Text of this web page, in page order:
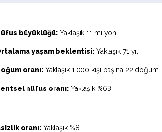
büyüklüğü: Yaklaşık 11 milyon
yaşam beklentisi: Yaklaşık 71 yıl
oranı: Yaklaşık 1.000 kişi başına 22 doğum
nüfus oranı: Yaklaşık %68
oranı: Yaklaşık %8